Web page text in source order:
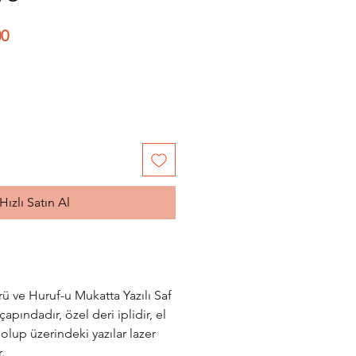
İndirimli
Hızlı Satın Al
ve Huruf-u Mukatta Yazılı Saf
özel deri iplidir, el
üzerindeki yazılar lazer